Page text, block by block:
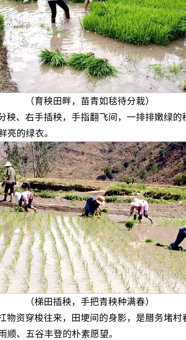
（育秧田畔，苗青如毯待分栽）
秧、右手插秧，手指翻飞间，一排排嫩绿
亮的绿衣。
（梯田插秧，手把青秧种满春）
物资穿梭往来，田埂间的身影，是腊务堵
顺、五谷丰登的朴素愿望。